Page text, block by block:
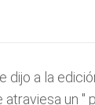
dijo a la
atraviesa un "